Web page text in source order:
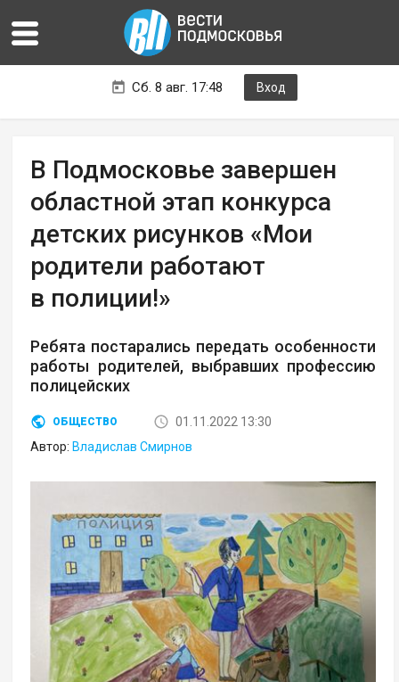
Сб. 8 авг. 17:48 Вход
В Подмосковье завершен
областной этап конкурса
детских рисунков «Мои
родители работают
в полиции!»
Ребята постарались передать особенности
работы родителей, выбравших профессию
полицейских
ОБЩЕСТВО
01.11.2022 13:30
Автор: Владислав Смирнов